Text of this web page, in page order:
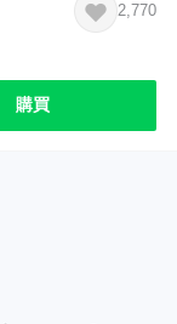
2,770
購買